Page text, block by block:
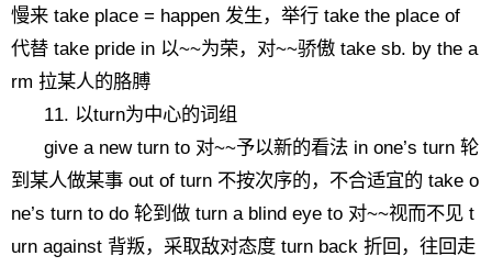
慢来 take place = happen 发生，举行 take the place of
代替 take pride in 以~~为荣，对~~骄傲 take sb. by the a
rm 拉某人的胳膊
11. 以turn为中心的词组
give a new turn to 对~~予以新的看法 in one’s turn 轮
到某人做某事 out of turn 不按次序的，不合适宜的 take o
ne’s turn to do 轮到做 turn a blind eye to 对~~视而不见 t
urn against 背叛，采取敌对态度 turn back 折回，往回走